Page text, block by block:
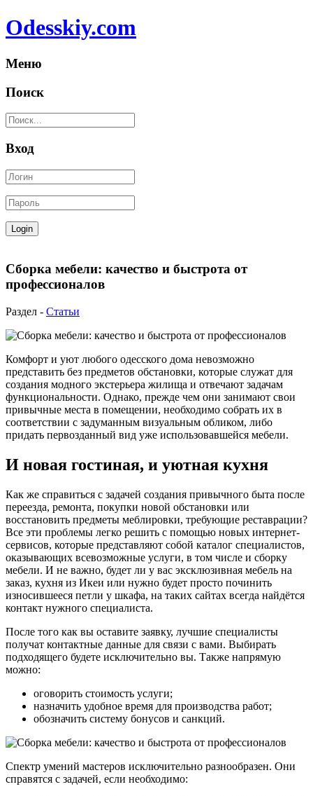
Odesskiy.com
Меню
Поиск
Вход
Сборка мебели: качество и быстрота от
профессионалов
Раздел - Статьи
Комфорт и уют любого одесского дома невозможно
представить без предметов обстановки, которые служат для
создания модного экстерьера жилища и отвечают задачам
функциональности. Однако, прежде чем они занимают свои
привычные места в помещении, необходимо собрать их в
соответствии с задуманным визуальным обликом, либо
придать первозданный вид уже использовавшейся мебели.
И новая гостиная, и уютная кухня
Как же справиться с задачей создания привычного быта после
переезда, ремонта, покупки новой обстановки или
восстановить предметы меблировки, требующие реставрации?
Все эти проблемы легко решить с помощью новых интернет-
сервисов, которые представляют собой каталог специалистов,
оказывающих всевозможные услуги, в том числе и сборку
мебели. И не важно, будет ли у вас эксклюзивная мебель на
заказ, кухня из Икеи или нужно будет просто починить
износившееся петли у шкафа, на таких сайтах всегда найдётся
контакт нужного специалиста.
После того как вы оставите заявку, лучшие специалисты
получат контактные данные для связи с вами. Выбирать
подходящего будете исключительно вы. Также напрямую
можно:
оговорить стоимость услуги;
назначить удобное время для производства работ;
обозначить систему бонусов и санкций.
Спектр умений мастеров исключительно разнообразен. Они
справятся с задачей, если необходимо: